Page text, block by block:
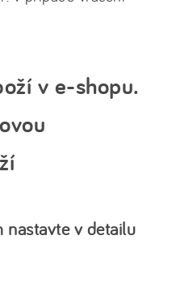
v e-shopu.
nastavte v detailu